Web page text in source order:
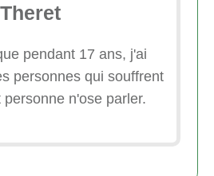
pendant 17 ans, j'ai
personnes qui souffrent
n'ose parler.